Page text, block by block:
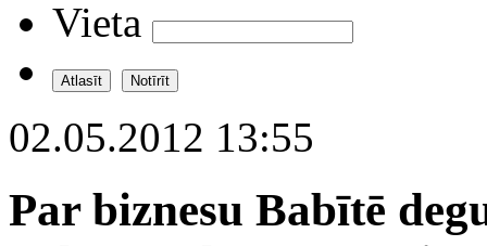
Vieta
02.05.2012 13:55
Par biznesu Babītē